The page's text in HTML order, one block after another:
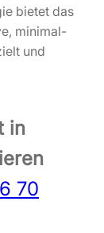
bietet das
minimal-
und
in
70